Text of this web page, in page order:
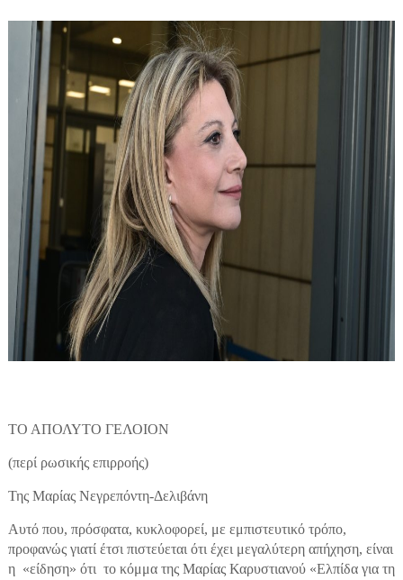
ΤΟ ΑΠΟΛΥΤΟ ΓΕΛΟΙΟΝ
(περί ρωσικής επιρροής)
Της Μαρίας Νεγρεπόντη-Δελιβάνη
Αυτό που, πρόσφατα, κυκλοφορεί, με εμπιστευτικό τρόπο,
προφανώς γιατί έτσι πιστεύεται ότι έχει μεγαλύτερη απήχηση, είναι
η «είδηση» ότι το κόμμα της Μαρίας Καρυστιανού «Ελπίδα για τη